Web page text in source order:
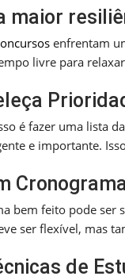
maior
enfrentam
livre para
é fazer uma lista
e importante.
bem feito pode ser
ser flexível, mas
de